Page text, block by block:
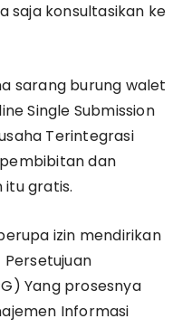
saja konsultasikan ke
sarang burung walet
Single Submission
Terintegrasi
dan
itu gratis.
izin mendirikan
Yang prosesnya
Informasi